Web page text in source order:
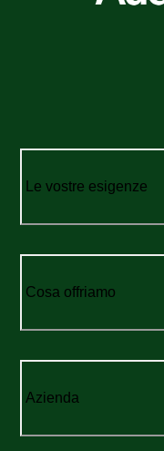
Le vostre esigenze
Cosa offriamo
Azienda